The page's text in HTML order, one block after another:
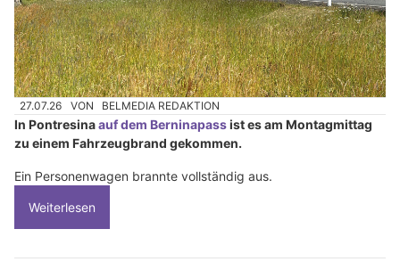
27.07.26 VON BELMEDIA REDAKTION
In Pontresinaauf dem Berninapassist es am Montagmittag
zu einem Fahrzeugbrand gekommen.
Ein Personenwagen brannte vollständig aus.
Weiterlesen